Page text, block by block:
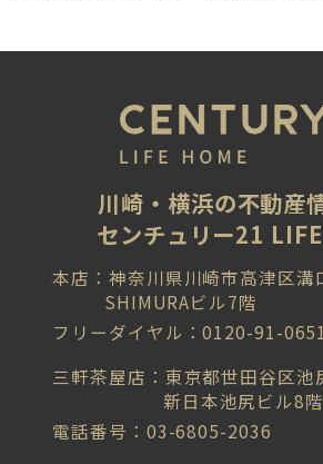
川崎・横浜の不動産
センチュリー21
本店：神奈川県川崎市高津区溝
SHIMURAビル7階
フリーダイヤル：0120-91-0651
三軒茶屋店：東京都世田谷区
新日本池尻ビル8階
電話番号：03-6805-2036